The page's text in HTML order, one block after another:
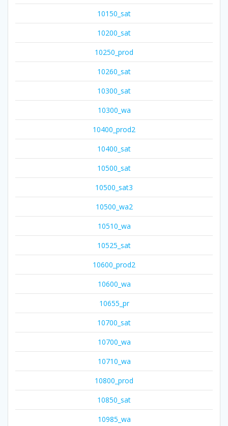
10150_sat
10200_sat
10250_prod
10260_sat
10300_sat
10300_wa
10400_prod2
10400_sat
10500_sat
10500_sat3
10500_wa2
10510_wa
10525_sat
10600_prod2
10600_wa
10655_pr
10700_sat
10700_wa
10710_wa
10800_prod
10850_sat
10985_wa